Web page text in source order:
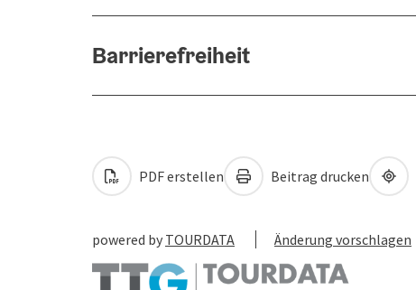
Barrierefreiheit
PDF erstellen Beitrag drucken
powered by TOURDATA Änderung vorschlagen